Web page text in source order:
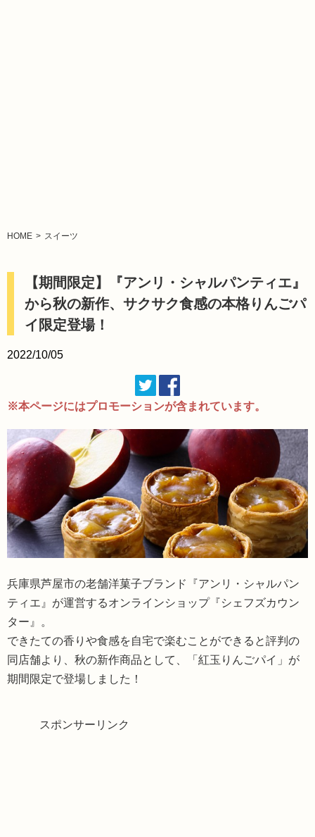
HOME スイーツ
【期間限定】『アンリ・シャルパンティエ』
から秋の新作、サクサク食感の本格りんごパ
イ限定登場！
2022/10/05
※本ページにはプロモーションが含まれています。
兵庫県芦屋市の老舗洋菓子ブランド『アンリ・シャルパン
ティエ』が運営するオンラインショップ『シェフズカウン
ター』。
できたての香りや食感を自宅で楽むことができると評判の
同店舗より、秋の新作商品として、「紅玉りんごパイ」が
期間限定で登場しました！
スポンサーリンク